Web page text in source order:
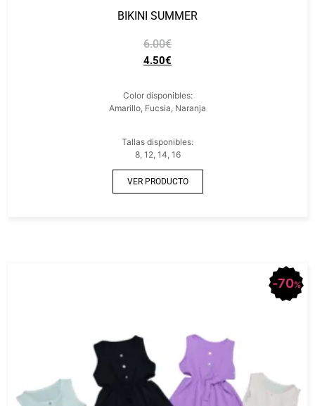
BIKINI SUMMER
6.00€
4.50€
Color disponibles:
Amarillo, Fucsia, Naranja
Tallas disponibles:
8, 12, 14, 16
VER PRODUCTO
70%